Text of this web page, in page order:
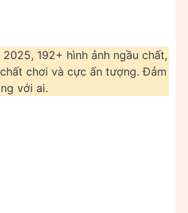
192+ hình ảnh ngầu chất,
chơi và cực ấn tượng. Đảm
với ai.